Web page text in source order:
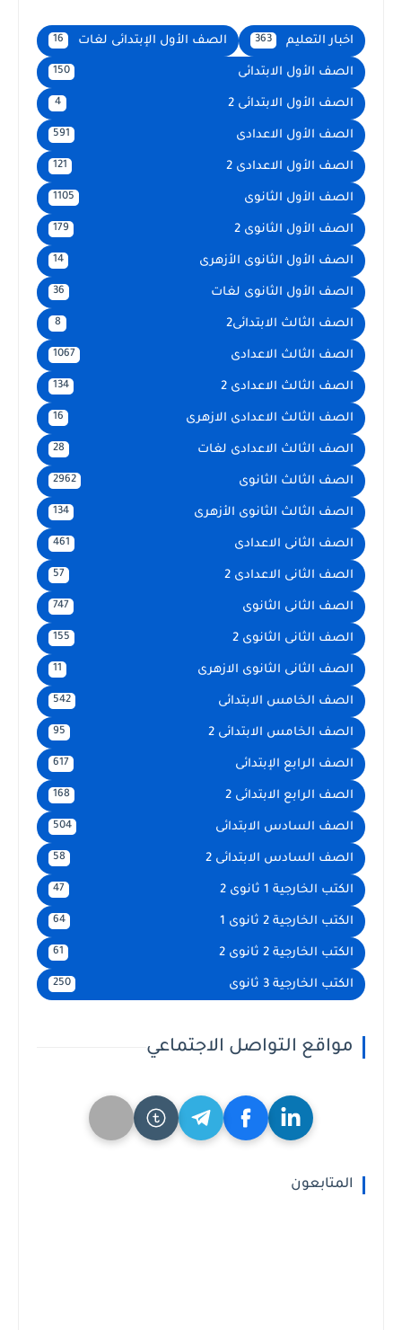
اخبار التعليم 363 الصف الأول الإبتدائى لغات 16
الصف الأول الابتدائى 150
الصف الأول الابتدائى 2 4
الصف الأول الاعدادى 591
الصف الأول الاعدادى 2 121
الصف الأول الثانوى 1105
الصف الأول الثانوى 2 179
الصف الأول الثانوى الأزهرى 14
الصف الأول الثانوى لغات 36
الصف الثالث الابتدائى2 8
الصف الثالث الاعدادى 1067
الصف الثالث الاعدادى 2 134
الصف الثالث الاعدادى الازهرى 16
الصف الثالث الاعدادى لغات 28
الصف الثالث الثانوى 2962
الصف الثالث الثانوى الأزهرى 134
الصف الثانى الاعدادى 461
الصف الثانى الاعدادى 2 57
الصف الثانى الثانوى 747
الصف الثانى الثانوى 2 155
الصف الثانى الثانوى الازهرى 11
الصف الخامس الابتدائى 542
الصف الخامس الابتدائى 2 95
الصف الرابع الإبتدائى 617
الصف الرابع الابتدائى 2 168
الصف السادس الابتدائى 504
الصف السادس الابتدائى 2 58
الكتب الخارجية 1 ثانوى 2 47
الكتب الخارجية 2 ثانوى 1 64
الكتب الخارجية 2 ثانوى 2 61
الكتب الخارجية 3 ثانوى 250
مواقع التواصل الاجتماعي
المتابعون